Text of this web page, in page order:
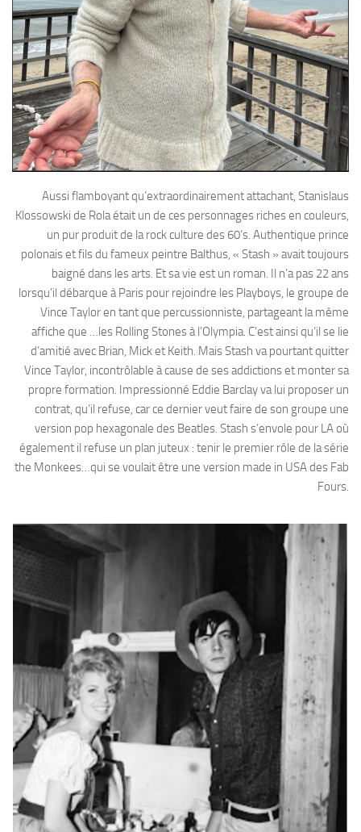
Aussi flamboyant qu’extraordinairement attachant, Stanislaus
Klossowski de Rola était un de ces personnages riches en couleurs,
un pur produit de la rock culture des 60’s. Authentique prince
polonais et fils du fameux peintre Balthus, « Stash » avait toujours
baigné dans les arts. Et sa vie est un roman. Il n’a pas 22 ans
lorsqu’il débarque à Paris pour rejoindre les Playboys, le groupe de
Vince Taylor en tant que percussionniste, partageant la même
affiche que …les Rolling Stones à l’Olympia. C’est ainsi qu’il se lie
d’amitié avec Brian, Mick et Keith. Mais Stash va pourtant quitter
Vince Taylor, incontrôlable à cause de ses addictions et monter sa
propre formation. Impressionné Eddie Barclay va lui proposer un
contrat, qu’il refuse, car ce dernier veut faire de son groupe une
version pop hexagonale des Beatles. Stash s’envole pour LA où
également il refuse un plan juteux : tenir le premier rôle de la série
the Monkees…qui se voulait être une version made in USA des Fab
Fours.